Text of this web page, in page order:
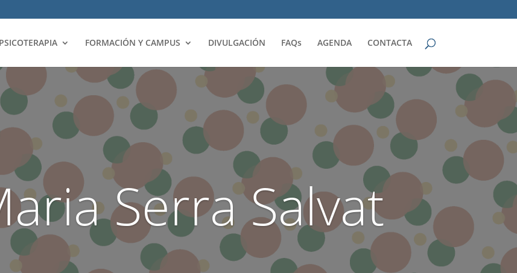
PSICOTERAPIA FORMACIÓN Y CAMPUS DIVULGACIÓN FAQs AGENDA CONTACTA
Serra Salvat